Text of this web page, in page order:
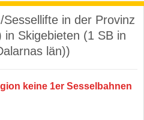
in der Provinz
in Skigebieten (1 SB in
län))
keine 1er Sesselbahnen